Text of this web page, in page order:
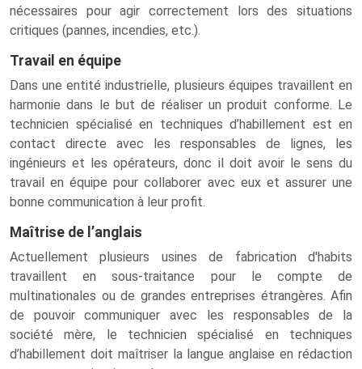
nécessaires pour agir correctement lors des situations
critiques (pannes, incendies, etc.).
Travail en équipe
Dans une entité industrielle, plusieurs équipes travaillent en
harmonie dans le but de réaliser un produit conforme. Le
technicien spécialisé en techniques d’habillement est en
contact directe avec les responsables de lignes, les
ingénieurs et les opérateurs, donc il doit avoir le sens du
travail en équipe pour collaborer avec eux et assurer une
bonne communication à leur profit.
Maîtrise de l’anglais
Actuellement plusieurs usines de fabrication d'habits
travaillent en sous-traitance pour le compte de
multinationales ou de grandes entreprises étrangères. Afin
de pouvoir communiquer avec les responsables de la
société mère, le technicien spécialisé en techniques
d’habillement doit maîtriser la langue anglaise en rédaction